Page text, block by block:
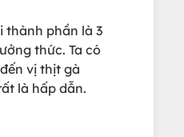
thành phần là 3
thức. Ta có
vị thịt gà
là hấp dẫn.